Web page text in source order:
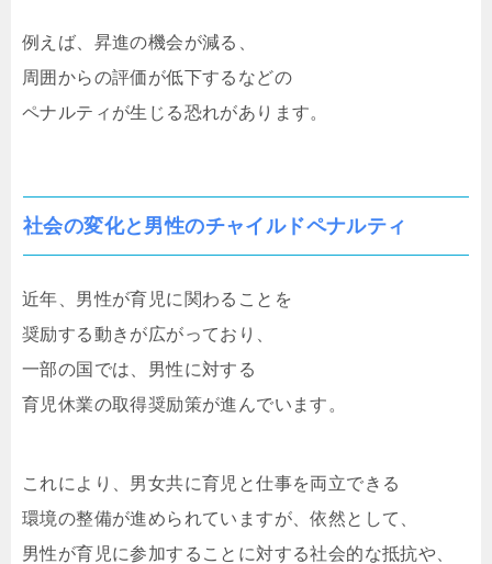
例えば、昇進の機会が減る、
周囲からの評価が低下するなどの
ペナルティが生じる恐れがあります。
社会の変化と男性のチャイルドペナルティ
近年、男性が育児に関わることを
奨励する動きが広がっており、
一部の国では、男性に対する
育児休業の取得奨励策が進んでいます。
これにより、男女共に育児と仕事を両立できる
環境の整備が進められていますが、依然として、
男性が育児に参加することに対する社会的な抵抗や、